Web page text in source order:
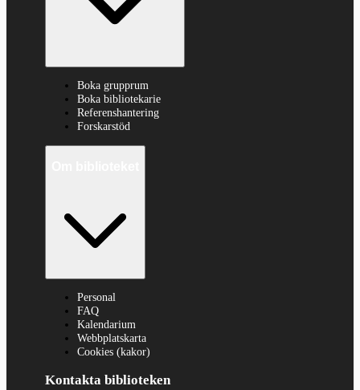
Boka grupprum
Boka bibliotekarie
Referenshantering
Forskarstöd
Personal
FAQ
Kalendarium
Webbplatskarta
Cookies (kakor)
Kontakta biblioteken